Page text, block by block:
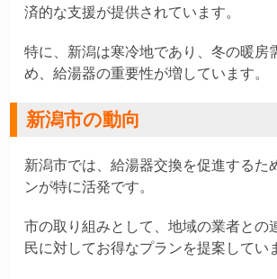
済的な支援が提供されています。
特に、新潟は寒冷地であり、冬の暖房
め、給湯器の重要性が増しています。
新潟市の動向
新潟市では、給湯器交換を促進するた
ンが特に活発です。
市の取り組みとして、地域の業者との
民に対してお得なプランを提案してい